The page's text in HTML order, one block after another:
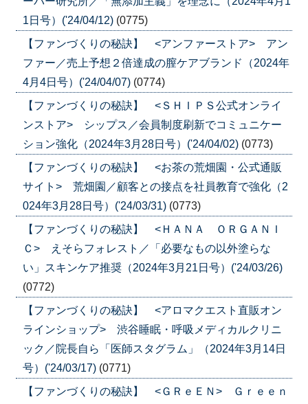
1日号）('24/04/12) (0775)
【ファンづくりの秘訣】 <アンファーストア> アン
ファー／売上予想２倍達成の膣ケアブランド（2024年
4月4日号）('24/04/07) (0774)
【ファンづくりの秘訣】 <ＳＨＩＰＳ公式オンライ
ンストア> シップス／会員制度刷新でコミュニケー
ション強化（2024年3月28日号）('24/04/02) (0773)
【ファンづくりの秘訣】 <お茶の荒畑園・公式通販
サイト> 荒畑園／顧客との接点を社員教育で強化（2
024年3月28日号）('24/03/31) (0773)
【ファンづくりの秘訣】 <ＨＡＮＡ ＯＲＧＡＮＩ
Ｃ> えそらフォレスト／「必要なもの以外塗らな
い」スキンケア推奨（2024年3月21日号）('24/03/26)
(0772)
【ファンづくりの秘訣】 <アロマクエスト直販オン
ラインショップ> 渋谷睡眠・呼吸メディカルクリニ
ック／院長自ら「医師スタグラム」（2024年3月14日
号）('24/03/17) (0771)
【ファンづくりの秘訣】 <ＧＲｅＥＮ> Ｇｒｅｅｎ